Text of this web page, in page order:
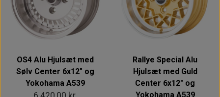
OS4 Alu Hjulsæt med
Sølv Center 6x12" og
Yokohama A539
Rallye Special Alu
Hjulsæt med Guld
Center 6x12" og
Yokohama A539